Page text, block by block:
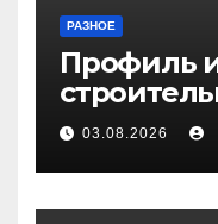
РАЗНОЕ
Профиль
Медичи
03.08.2026